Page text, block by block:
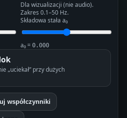
Dla wizualizacji (nie audio).
Zakres 0.1–50 Hz.
Składowa stała a₀
a₀ = 0.000
„uciekał” przy dużych
współczynniki